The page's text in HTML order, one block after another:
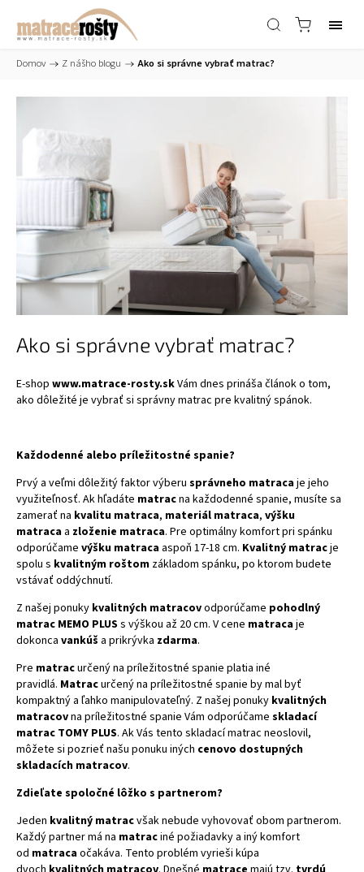
Domov / Z nášho blogu / Ako si správne vybrať matrac?
Ako si správne vybrať matrac?
E-shop www.matrace-rosty.skVám dnes prináša článok o tom,
ako dôležité je vybrať si správny matrac pre kvalitný spánok.
Každodenné alebo príležitostné spanie?
Prvý a veľmi dôležitý faktor výberu správneho matracaje jeho
využiteľnosť. Ak hľadáte matracna každodenné spanie, musíte sa
zamerať na kvalitu matraca, materiál matraca, výšku
matraca a zloženie matraca. Pre optimálny komfort pri spánku
odporúčame výšku matraca aspoň 17-18 cm. Kvalitný matracje
spolu s kvalitným roštom základom spánku, po ktorom budete
vstávať oddýchnutí.
Z našej ponuky kvalitných matracovodporúčame pohodlný
matrac MEMO PLUS s výškou až 20 cm. V cene matracaje
dokonca vankúš a prikrývka zdarma.
Pre matracurčený na príležitostné spanie platia iné
pravidlá. Matracurčený na príležitostné spanie by mal byť
kompaktný a ľahko manipulovateľný. Z našej ponuky kvalitných
matracovna príležitostné spanie Vám odporúčame skladací
matrac TOMY PLUS. Ak Vás tento skladací matrac neoslovil,
môžete si pozrieť našu ponuku iných cenovo dostupných
skladacích matracov.
Zdieľate spoločné lôžko s partnerom?
Jeden kvalitný matracvšak nebude vyhovovať obom partnerom.
Každý partner má na matraciné požiadavky a iný komfort
od matracaočakáva. Tento problém vyrieši kúpa